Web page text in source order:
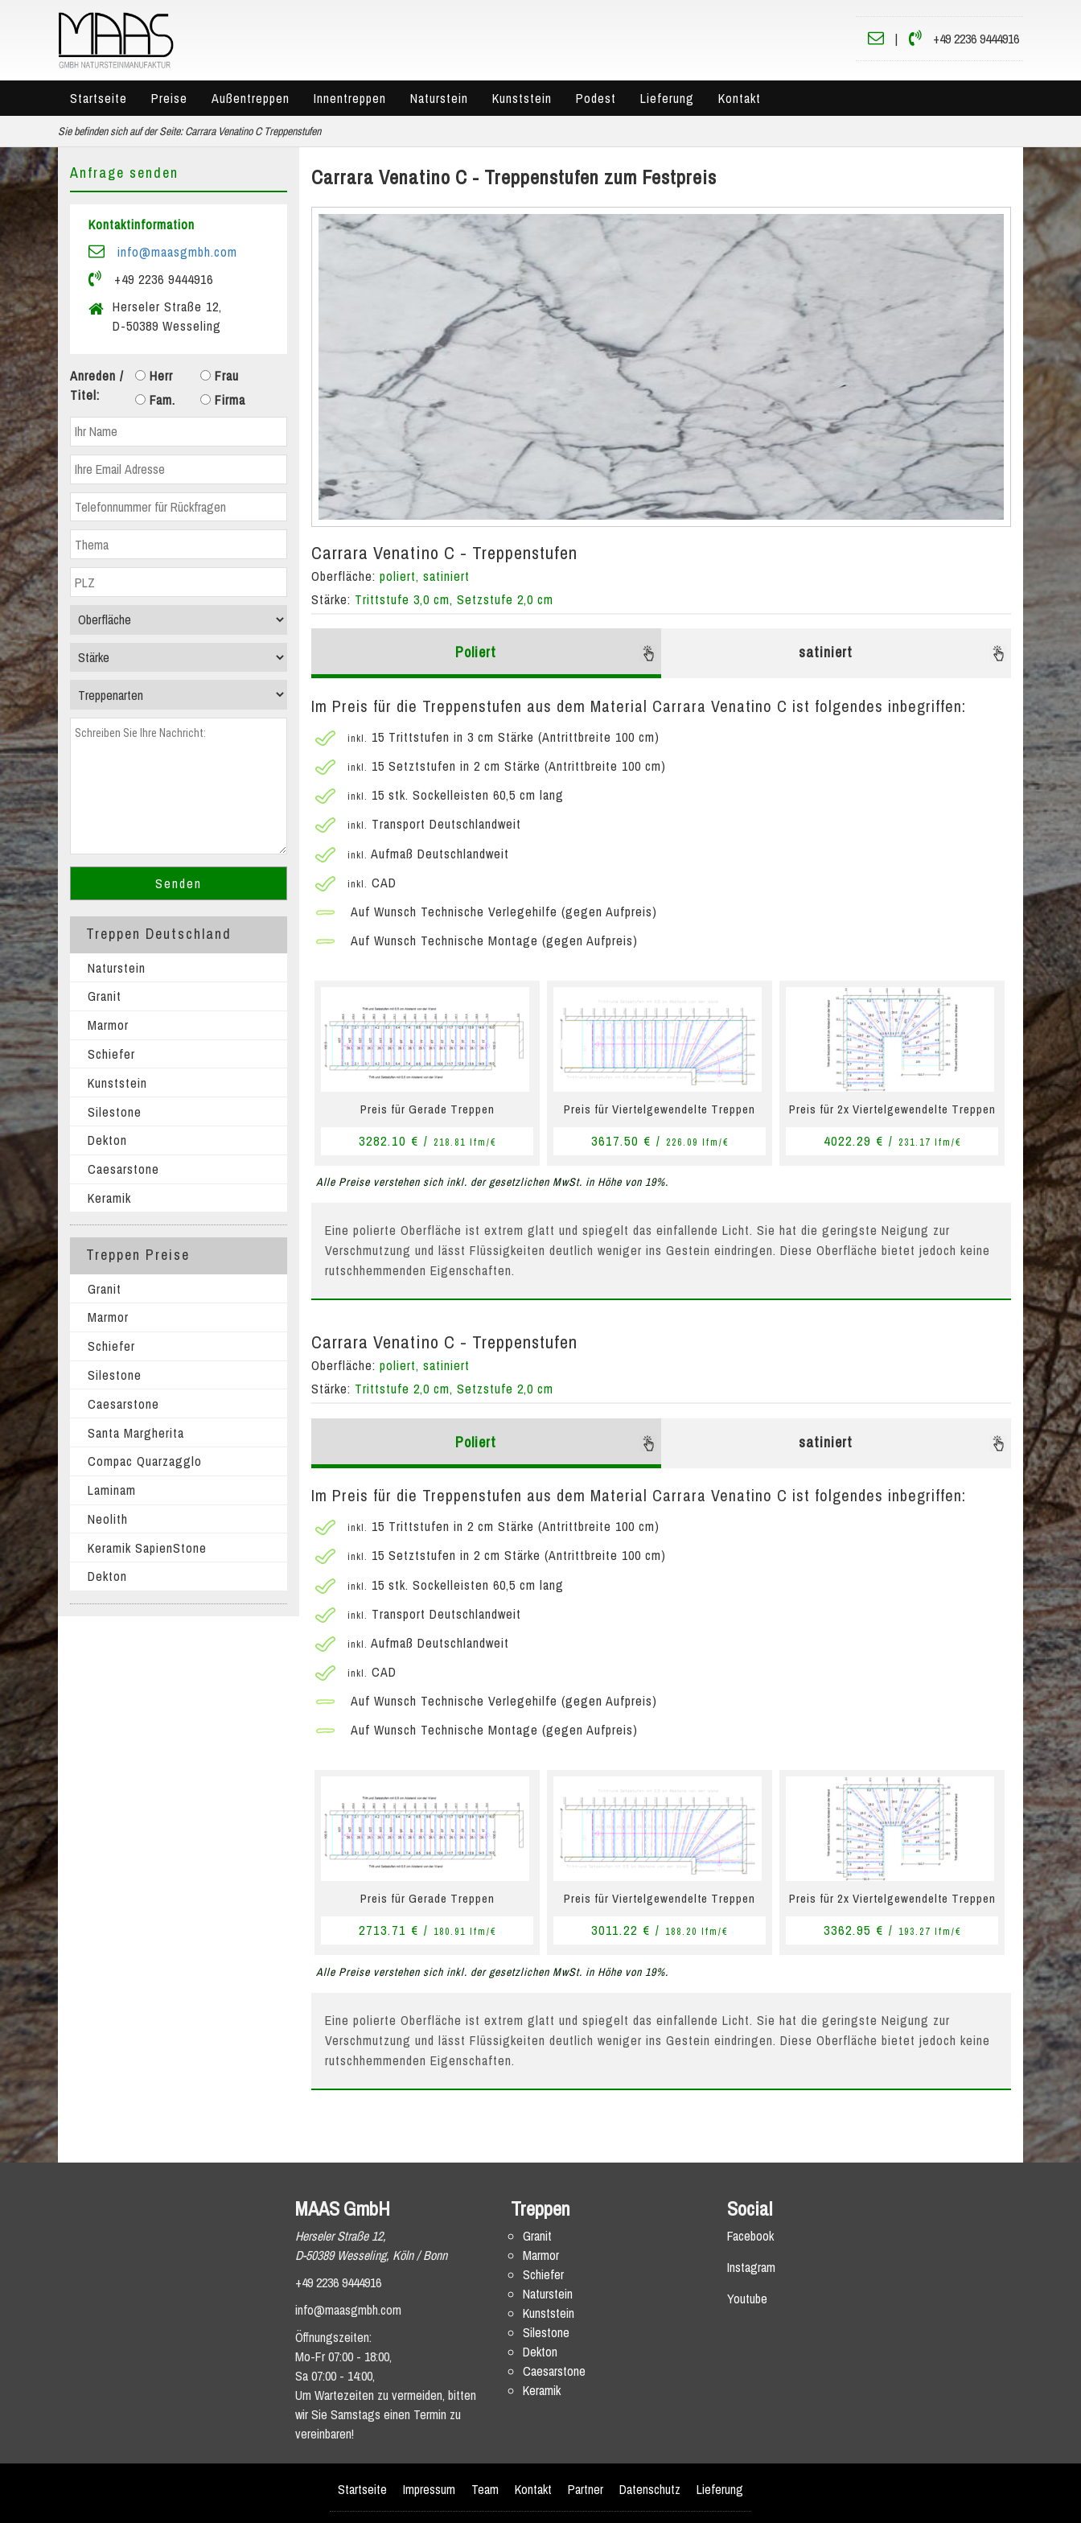
| +49 2236 9444916
Startseite Preise Außentreppen Innentreppen Naturstein Kunststein Podest Lieferung Kontakt
Sie befinden sich auf der Seite: Carrara Venatino C Treppenstufen
Carrara Venatino C - Treppenstufen zum Festpreis
Carrara Venatino C - Treppenstufen
Oberfläche: poliert, satiniert
Stärke: Trittstufe 3,0 cm, Setzstufe 2,0 cm
Poliert satiniert
Im Preis für die Treppenstufen aus dem Material Carrara Venatino C ist folgendes inbegriffen:
inkl. 15 Trittstufen in 3 cm Stärke (Antrittbreite 100 cm)
inkl. 15 Setztstufen in 2 cm Stärke (Antrittbreite 100 cm)
inkl. 15 stk. Sockelleisten 60,5 cm lang
inkl. Transport Deutschlandweit
inkl. Aufmaß Deutschlandweit
inkl. CAD
Auf Wunsch Technische Verlegehilfe (gegen Aufpreis)
Auf Wunsch Technische Montage (gegen Aufpreis)
Preis für Gerade Treppen
3282.10 € / 218.81 lfm/€
Preis für Viertelgewendelte Treppen
3617.50 € / 226.09 lfm/€
Preis für 2x Viertelgewendelte Treppen
4022.29 € / 231.17 lfm/€
Alle Preise verstehen sich inkl. der gesetzlichen MwSt. in Höhe von 19%.
Eine polierte Oberfläche ist extrem glatt und spiegelt das einfallende Licht. Sie hat die geringste Neigung zur
Verschmutzung und lässt Flüssigkeiten deutlich weniger ins Gestein eindringen. Diese Oberfläche bietet jedoch keine
rutschhemmenden Eigenschaften.
Carrara Venatino C - Treppenstufen
Oberfläche: poliert, satiniert
Stärke: Trittstufe 2,0 cm, Setzstufe 2,0 cm
Poliert satiniert
Im Preis für die Treppenstufen aus dem Material Carrara Venatino C ist folgendes inbegriffen:
inkl. 15 Trittstufen in 2 cm Stärke (Antrittbreite 100 cm)
inkl. 15 Setztstufen in 2 cm Stärke (Antrittbreite 100 cm)
inkl. 15 stk. Sockelleisten 60,5 cm lang
inkl. Transport Deutschlandweit
inkl. Aufmaß Deutschlandweit
inkl. CAD
Auf Wunsch Technische Verlegehilfe (gegen Aufpreis)
Auf Wunsch Technische Montage (gegen Aufpreis)
Preis für Gerade Treppen
2713.71 € / 180.91 lfm/€
Preis für Viertelgewendelte Treppen
3011.22 € / 188.20 lfm/€
Preis für 2x Viertelgewendelte Treppen
3362.95 € / 193.27 lfm/€
Alle Preise verstehen sich inkl. der gesetzlichen MwSt. in Höhe von 19%.
Eine polierte Oberfläche ist extrem glatt und spiegelt das einfallende Licht. Sie hat die geringste Neigung zur
Verschmutzung und lässt Flüssigkeiten deutlich weniger ins Gestein eindringen. Diese Oberfläche bietet jedoch keine
rutschhemmenden Eigenschaften.
Anfrage senden
Kontaktinformation
info@maasgmbh.com
+49 2236 9444916
Herseler Straße 12,
D-50389 Wesseling
Anreden /
Titel:
Herr
Frau
Fam.
Firma
Treppen Deutschland
Naturstein
Granit
Marmor
Schiefer
Kunststein
Silestone
Dekton
Caesarstone
Keramik
Treppen Preise
Granit
Marmor
Schiefer
Silestone
Caesarstone
Santa Margherita
Compac Quarzagglo
Laminam
Neolith
Keramik SapienStone
Dekton
MAAS GmbH
Herseler Straße 12,
D-50389 Wesseling, Köln / Bonn
+49 2236 9444916
info@maasgmbh.com
Öffnungszeiten:
Mo-Fr 07:00 - 18:00,
Sa 07:00 - 14:00,
Um Wartezeiten zu vermeiden, bitten
wir Sie Samstags einen Termin zu
vereinbaren!
Treppen
Granit
Marmor
Schiefer
Naturstein
Kunststein
Silestone
Dekton
Caesarstone
Keramik
Social
Facebook
Instagram
Youtube
Startseite Impressum Team Kontakt Partner Datenschutz Lieferung